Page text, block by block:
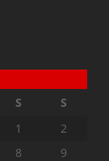
S
S
1
2
8
9